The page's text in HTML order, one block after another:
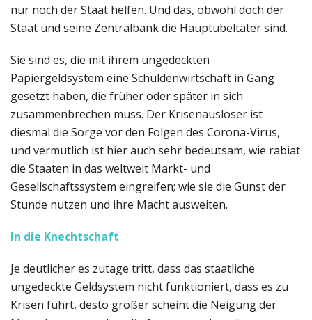
nur noch der Staat helfen. Und das, obwohl doch der
Staat und seine Zentralbank die Hauptübeltäter sind.
Sie sind es, die mit ihrem ungedeckten
Papiergeldsystem eine Schuldenwirtschaft in Gang
gesetzt haben, die früher oder später in sich
zusammenbrechen muss. Der Krisenauslöser ist
diesmal die Sorge vor den Folgen des Corona-Virus,
und vermutlich ist hier auch sehr bedeutsam, wie rabiat
die Staaten in das weltweit Markt- und
Gesellschaftssystem eingreifen; wie sie die Gunst der
Stunde nutzen und ihre Macht ausweiten.
In die Knechtschaft
Je deutlicher es zutage tritt, dass das staatliche
ungedeckte Geldsystem nicht funktioniert, dass es zu
Krisen führt, desto größer scheint die Neigung der